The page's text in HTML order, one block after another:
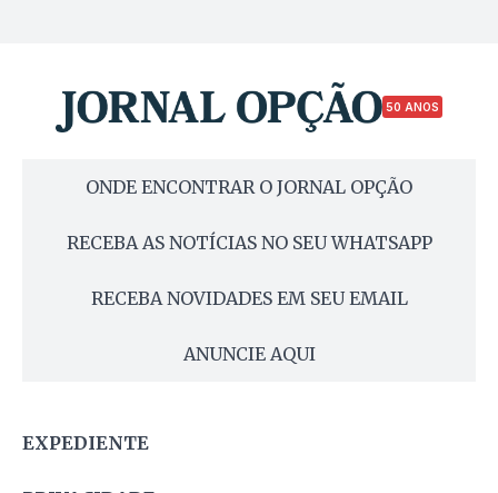
50 ANOS
ONDE ENCONTRAR O JORNAL OPÇÃO
RECEBA AS NOTÍCIAS NO SEU WHATSAPP
RECEBA NOVIDADES EM SEU EMAIL
ANUNCIE AQUI
EXPEDIENTE